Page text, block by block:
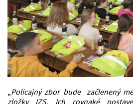
Policajný zbor bude začlenený
zložky IZS. Ich rovnaké